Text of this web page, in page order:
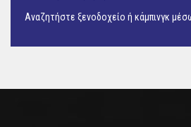
Αναζητήστε ξενοδοχείο ή κάμπινγκ